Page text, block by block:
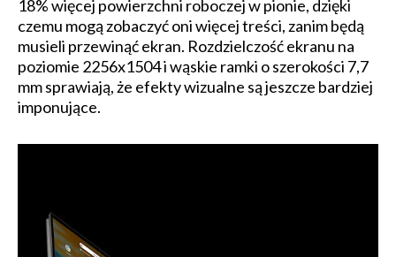
18% więcej powierzchni roboczej w pionie, dzięki
czemu mogą zobaczyć oni więcej treści, zanim będą
musieli przewinąć ekran. Rozdzielczość ekranu na
poziomie 2256x1504 i wąskie ramki o szerokości 7,7
mm sprawiają, że efekty wizualne są jeszcze bardziej
imponujące.